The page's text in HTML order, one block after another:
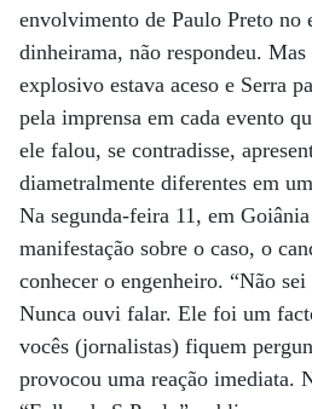
envolvimento de Paulo Preto no
dinheirama, não respondeu.
explosivo estava aceso e Serra
pela imprensa em cada evento
ele falou, se contradisse,
diametralmente diferentes em
Na segunda-feira 11, em
manifestação sobre o caso, o
conhecer o engenheiro. “Não
Nunca ouvi falar. Ele foi um
vocês (jornalistas) fiquem
provocou uma reação imediata.